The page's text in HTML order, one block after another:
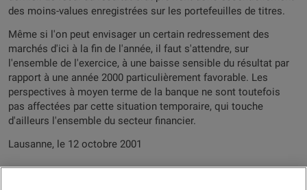
des moins-values enregistrées sur les portefeuilles de titres.
Même si l'on peut envisager un certain redressement des
marchés d'ici à la fin de l'année, il faut s'attendre, sur
l'ensemble de l'exercice, à une baisse sensible du résultat par
rapport à une année 2000 particulièrement favorable. Les
perspectives à moyen terme de la banque ne sont toutefois
pas affectées par cette situation temporaire, qui touche
d'ailleurs l'ensemble du secteur financier.
Lausanne, le 12 octobre 2001